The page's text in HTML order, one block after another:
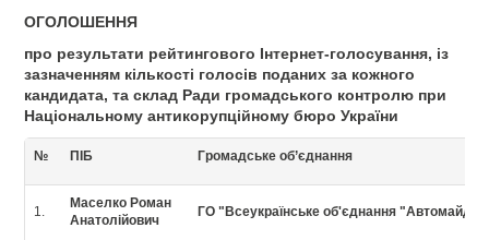
ОГОЛОШЕННЯ
про результати рейтингового Інтернет-голосування, із
зазначенням кількості голосів поданих за кожного
кандидата, та склад Ради громадського контролю при
Національному антикорупційному бюро України
№ ПІБ Громадське об’єднання
1.
Маселко Роман
Анатолійович
ГО "Всеукраїнське об'єднання